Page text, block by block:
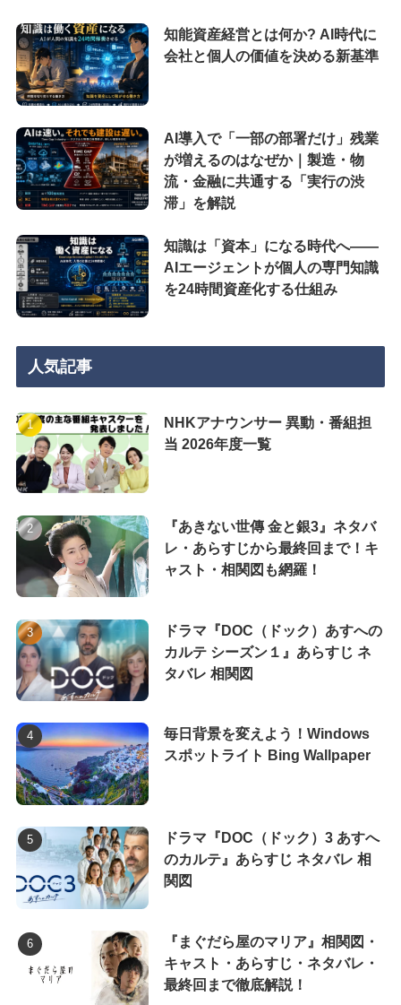
知能資産経営とは何か? AI時代に
会社と個人の価値を決める新基準
AI導入で「一部の部署だけ」残業
が増えるのはなぜか｜製造・物
流・金融に共通する「実行の渋
滞」を解説
知識は「資本」になる時代へ——
AIエージェントが個人の専門知識
を24時間資産化する仕組み
人気記事
NHKアナウンサー 異動・番組担
当 2026年度一覧
『あきない世傳 金と銀3』ネタバ
レ・あらすじから最終回まで！キ
ャスト・相関図も網羅！
ドラマ『DOC（ドック）あすへの
カルテ シーズン１』あらすじ ネ
タバレ 相関図
毎日背景を変えよう！Windows
スポットライト Bing Wallpaper
ドラマ『DOC（ドック）3 あすへ
のカルテ』あらすじ ネタバレ 相
関図
『まぐだら屋のマリア』相関図・
キャスト・あらすじ・ネタバレ・
最終回まで徹底解説！